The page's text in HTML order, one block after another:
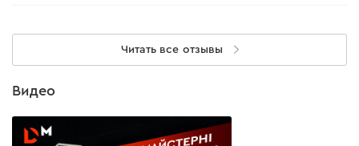
Читать все отзывы
Видео